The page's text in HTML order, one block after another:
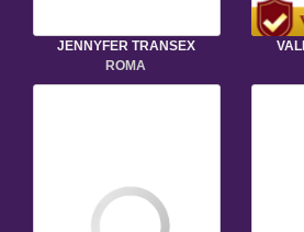
JENNYFER TRANSEX
ROMA